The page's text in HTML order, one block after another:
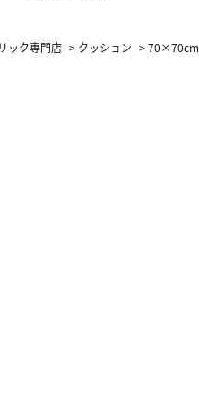
ック専門店 > クッション >70×70cm